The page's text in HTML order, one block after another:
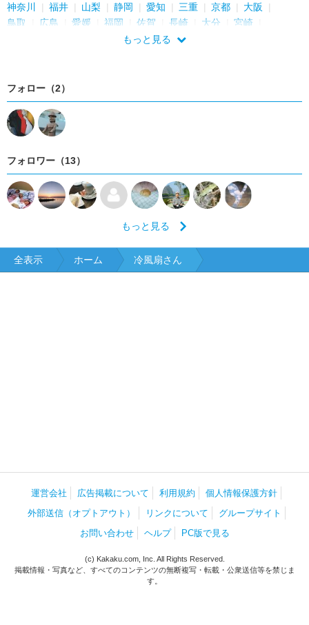
神奈川
福井 山梨 静岡 愛知 三重 京都
大阪
鳥取
広島 愛媛 福岡 佐賀 長崎 大分
宮崎
もっと見る
フォロー（2）
フォロワー（13）
もっと見る
全表示 ホーム 冷風扇さん
運営会社 広告掲載について 利用規約
個人情報保護方針
外部送信（オプトアウト）
リンクについて
グループサイト
お問い合わせ
ヘルプ PC版で見る
(c) Kakaku.com, Inc. All Rights Reserved.
掲載情報・写真など、すべてのコンテンツの無断複写・転載・公衆送信等を禁じま
す。